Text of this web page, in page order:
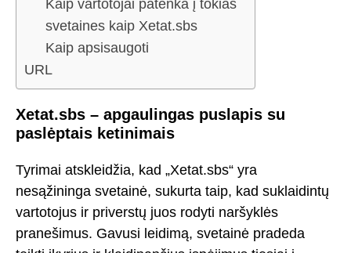
Kaip vartotojai patenka į tokias
svetaines kaip Xetat.sbs
Kaip apsisaugoti
URL
Xetat.sbs – apgaulingas puslapis su
paslėptais ketinimais
Tyrimai atskleidžia, kad „Xetat.sbs“ yra
nesąžininga svetainė, sukurta taip, kad suklaidintų
vartotojus ir priverstų juos rodyti naršyklės
pranešimus. Gavusi leidimą, svetainė pradeda